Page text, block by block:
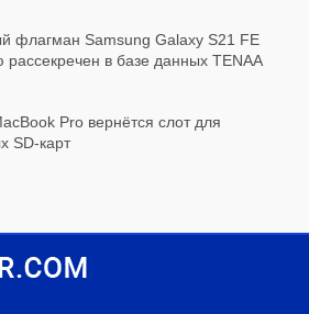
флагман Samsung Galaxy S21 FE
рассекречен в базе данных TENAA
Pro вернётся слот для
SD-карт